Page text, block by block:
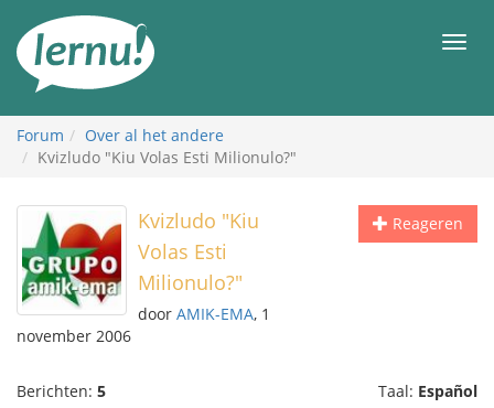
inhoud
Forum
Over al het andere
Kvizludo "Kiu Volas Esti Milionulo?"
Reageren
Kvizludo "Kiu
Volas Esti
Milionulo?"
door AMIK-EMA, 1
november 2006
Berichten: 5 Taal: Español